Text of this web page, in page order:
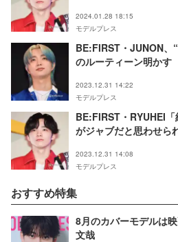
2024.01.28 18:15
モデルプレス
BE:FIRST・JUNON、
のルーティーン明かす
2023.12.31 14:22
モデルプレス
BE:FIRST・RYUHEI
がジャブだと思わせら
2023.12.31 14:08
モデルプレス
おすすめ特集
8月のカバーモデルは
文哉